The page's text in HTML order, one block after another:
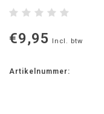
€9,95 Incl. btw
Artikelnummer: